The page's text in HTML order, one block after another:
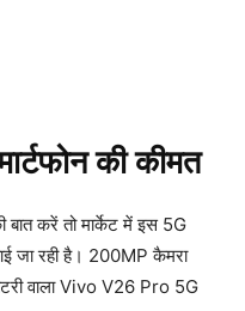
की कीमत
करें तो मार्केट में इस 5G
जा रही है। 200MP कैमरा
वाला Vivo V26 Pro 5G